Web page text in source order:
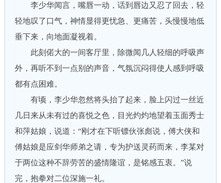
李少华闻言，嘴唇一动，话到唇边又忍了回去，轻
轻地叹了口气，神情显得更忧急、更痛苦，头慢慢地低
垂下来，向地面凝视着。
此刻偌大的一间客厅里，除微闻几人轻细的呼吸声
外，再听不到一点别的声音，气氛沉闷得使人感到呼吸
都有点困难。
有顷，李少华忽然将头抬了起来，脸上闪过一丝近
几日来从未有过的喜悦之色，目光灼灼地望着玉面秀士
和萍姑娘，说道：“刚才在下听镖伙张彪说，傅大侠和
傅姑娘是应剑华师弟之请，专为护送灵药而来，李某对
于两位这种不辞劳苦的盛情隆谊，是铭感五衷。”说
完，抱拳对二位深施一礼。